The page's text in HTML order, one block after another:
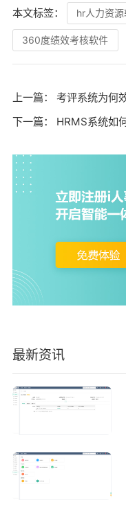
本文标签： hr人力资
360度绩效考核软件
上一篇： 考评系统为何
下一篇： HRMS系统如
最新资讯